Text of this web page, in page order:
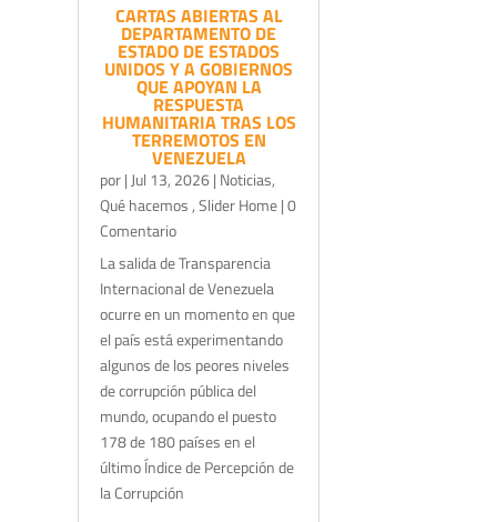
CARTAS ABIERTAS AL
DEPARTAMENTO DE
ESTADO DE ESTADOS
UNIDOS Y A GOBIERNOS
QUE APOYAN LA
RESPUESTA
HUMANITARIA TRAS LOS
TERREMOTOS EN
VENEZUELA
por| Jul 13, 2026| Noticias,
Qué hacemos ,Slider Home| 0
Comentario
La salida de Transparencia
Internacional de Venezuela
ocurre en un momento en que
el país está experimentando
algunos de los peores niveles
de corrupción pública del
mundo, ocupando el puesto
178 de 180 países en el
último Índice de Percepción de
la Corrupción